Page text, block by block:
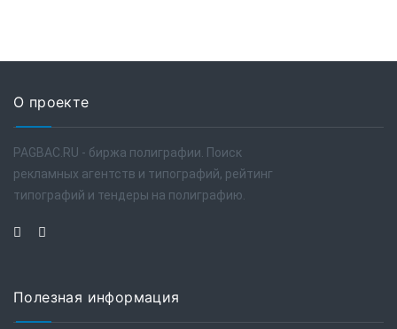
О проекте
PAGBAC.RU - биржа полиграфии. Поиск
рекламных агентств и типографий, рейтинг
типографий и тендеры на полиграфию.
Полезная информация